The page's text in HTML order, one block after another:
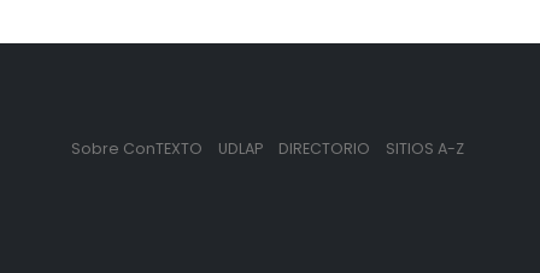
Sobre ConTEXTO UDLAP DIRECTORIO SITIOS A-Z